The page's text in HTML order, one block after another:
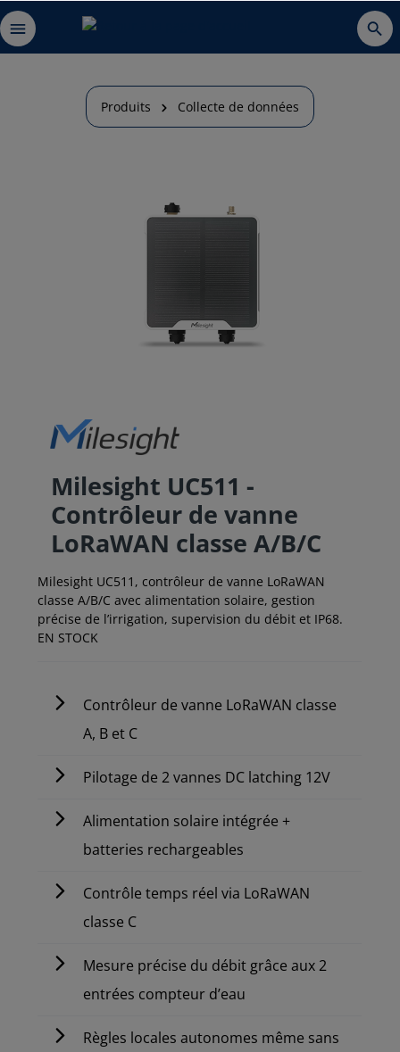
Produits Collecte de données
Milesight UC511 -
Contrôleur de vanne
LoRaWAN classe A/B/C
Milesight UC511, contrôleur de vanne LoRaWAN
classe A/B/C avec alimentation solaire, gestion
précise de l’irrigation, supervision du débit et IP68.
EN STOCK
Contrôleur de vanne LoRaWAN classe
A, B et C
Pilotage de 2 vannes DC latching 12V
Alimentation solaire intégrée +
batteries rechargeables
Contrôle temps réel via LoRaWAN
classe C
Mesure précise du débit grâce aux 2
entrées compteur d’eau
Règles locales autonomes même sans